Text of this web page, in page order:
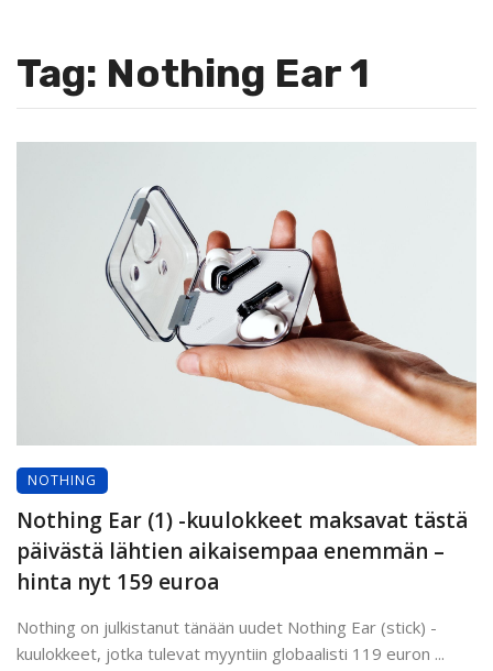
Tag: Nothing Ear 1
NOTHING
Nothing Ear (1) -kuulokkeet maksavat tästä
päivästä lähtien aikaisempaa enemmän –
hinta nyt 159 euroa
Nothing on julkistanut tänään uudet Nothing Ear (stick) -
kuulokkeet, jotka tulevat myyntiin globaalisti 119 euron ...